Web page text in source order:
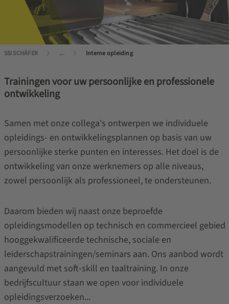
SSI SCHÄFER ... Interne opleiding
Trainingen voor uw persoonlijke en professionele
ontwikkeling
Samen met onze collega's ontwerpen we individuele
opleidings- en ontwikkelingsplannen op basis van uw
persoonlijke sterke punten en interesses. Het doel is de
ontwikkeling van onze werknemers op alle niveaus,
zowel persoonlijk als professioneel, te ondersteunen.
Daarom bieden wij naast onze beproefde
opleidingsmodellen op technisch en commercieel gebied
hooggekwalificeerde technische, sociale en
leiderschapstrainingen/seminars aan. Ons aanbod wordt
aangevuld met soft-skill en taaltraining. In onze
bedrijfscultuur staan we open voor individuele
opleidingsverzoeken...